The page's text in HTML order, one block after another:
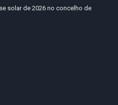
solar de 2026 no concelho de